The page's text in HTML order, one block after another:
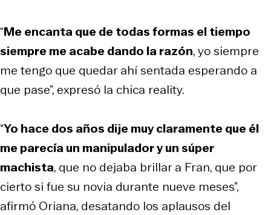
“Me encanta que de todas formas el tiempo
siempre me acabe dando la razón, yo siempre
me tengo que quedar ahí sentada esperando a
que pase”, expresó la chica reality.
“Yo hace dos años dije muy claramente que él
me parecía un manipulador y un súper
machista, que no dejaba brillar a Fran, que por
cierto si fue su novia durante nueve meses”,
afirmó Oriana, desatando los aplausos del